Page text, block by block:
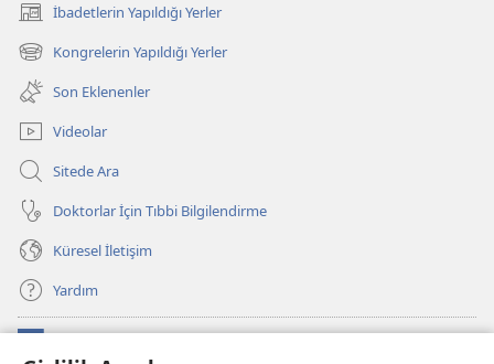
İbadetlerin Yapıldığı Yerler
(yeni
pencere
açar)
Kongrelerin Yapıldığı Yerler
(yeni
pencere
açar)
Son Eklenenler
Videolar
Sitede Ara
Doktorlar İçin Tıbbi Bilgilendirme
Küresel İletişim
Yardım
(yeni